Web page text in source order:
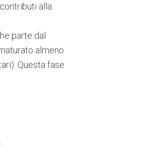
alla
parte dal
almeno
Questa fase